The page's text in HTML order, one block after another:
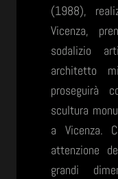
(1988),
Vicenza,
sodalizio
architetto
proseguirà
scultura
a Vicenza.
attenzione
grandi